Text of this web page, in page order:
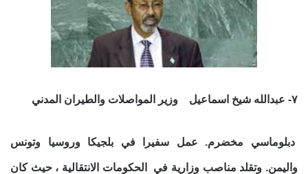
٧- عبدالله شيخ اسماعيل وزير المواصلات والطيران المدني
دبلوماسي مخضرم. عمل سفيرا في بلجيكا وروسيا وتونس
واليمن. وتقلد مناصب وزارية في الحكومات الانتقالية ، حيث كان